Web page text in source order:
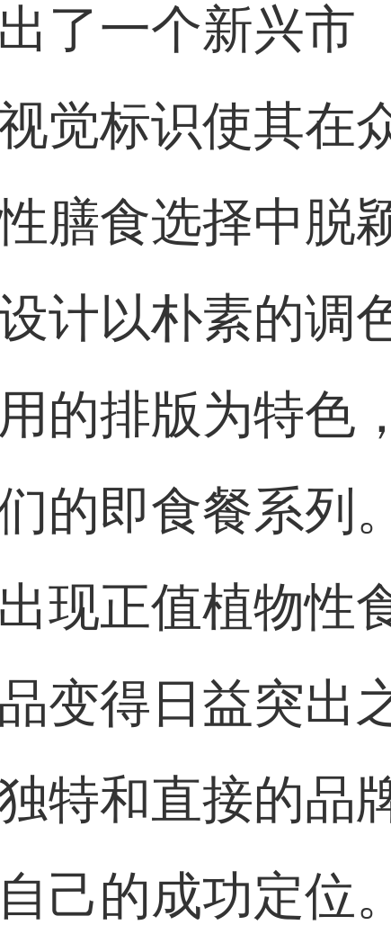
用户作品已
用户作品已
了一个新兴市
觉标识使其在
膳食选择中脱
计以朴素的调
的排版为特色，
的即食餐系列。
现正值植物性
变得日益突出
特和直接的品
己的成功定位。